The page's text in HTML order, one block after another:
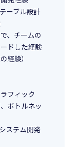
ーブル設計
、チームの
ドした経験
経験）
フィック
ボトルネッ
ステム開発